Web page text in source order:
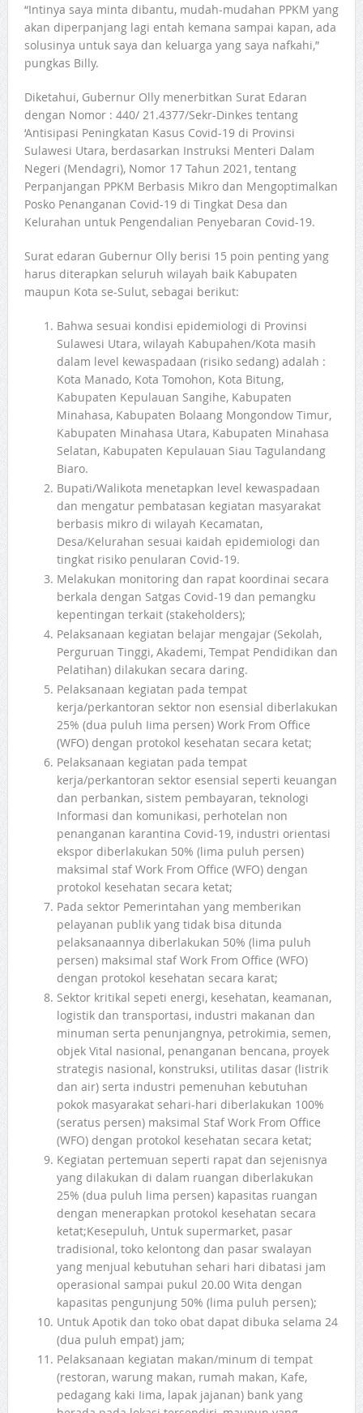
“Intinya saya minta dibantu, mudah-mudahan PPKM yang
akan diperpanjang lagi entah kemana sampai kapan, ada
solusinya untuk saya dan keluarga yang saya nafkahi,”
pungkas Billy.
Diketahui, Gubernur Olly menerbitkan Surat Edaran
dengan Nomor : 440/ 21.4377/Sekr-Dinkes tentang
‘Antisipasi Peningkatan Kasus Covid-19 di Provinsi
Sulawesi Utara, berdasarkan Instruksi Menteri Dalam
Negeri (Mendagri), Nomor 17 Tahun 2021, tentang
Perpanjangan PPKM Berbasis Mikro dan Mengoptimalkan
Posko Penanganan Covid-19 di Tingkat Desa dan
Kelurahan untuk Pengendalian Penyebaran Covid-19.
Surat edaran Gubernur Olly berisi 15 poin penting yang
harus diterapkan seluruh wilayah baik Kabupaten
maupun Kota se-Sulut, sebagai berikut:
Bahwa sesuai kondisi epidemiologi di Provinsi
Sulawesi Utara, wilayah Kabupahen/Kota masih
dalam level kewaspadaan (risiko sedang) adalah :
Kota Manado, Kota Tomohon, Kota Bitung,
Kabupaten Kepulauan Sangihe, Kabupaten
Minahasa, Kabupaten Bolaang Mongondow Timur,
Kabupaten Minahasa Utara, Kabupaten Minahasa
Selatan, Kabupaten Kepulauan Siau Tagulandang
Biaro.
Bupati/Walikota menetapkan level kewaspadaan
dan mengatur pembatasan kegiatan masyarakat
berbasis mikro di wilayah Kecamatan,
Desa/Kelurahan sesuai kaidah epidemiologi dan
tingkat risiko penularan Covid-19.
Melakukan monitoring dan rapat koordinai secara
berkala dengan Satgas Covid-19 dan pemangku
kepentingan terkait (stakeholders);
Pelaksanaan kegiatan belajar mengajar (Sekolah,
Perguruan Tinggi, Akademi, Tempat Pendidikan dan
Pelatihan) dilakukan secara daring.
Pelaksanaan kegiatan pada tempat
kerja/perkantoran sektor non esensial diberlakukan
25% (dua puluh Iima persen) Work From Office
(WFO) dengan protokol kesehatan secara ketat;
Pelaksanaan kegiatan pada tempat
kerja/perkantoran sektor esensial seperti keuangan
dan perbankan, sistem pembayaran, teknologi
Informasi dan komunikasi, perhotelan non
penanganan karantina Covid-19, industri orientasi
ekspor diberlakukan 50% (lima puluh persen)
maksimal staf Work From Office (WFO) dengan
protokol kesehatan secara ketat;
Pada sektor Pemerintahan yang memberikan
pelayanan publik yang tidak bisa ditunda
pelaksanaannya diberlakukan 50% (lima puluh
persen) maksimal staf Work From Office (WFO)
dengan protokol kesehatan secara karat;
Sektor kritikal sepeti energi, kesehatan, keamanan,
logistik dan transportasi, industri makanan dan
minuman serta penunjangnya, petrokimia, semen,
objek Vital nasional, penanganan bencana, proyek
strategis nasional, konstruksi, utilitas dasar (listrik
dan air) serta industri pemenuhan kebutuhan
pokok masyarakat sehari-hari diberlakukan 100%
(seratus persen) maksimal Staf Work From Office
(WFO) dengan protokol kesehatan secara ketat;
Kegiatan pertemuan seperti rapat dan sejenisnya
yang dilakukan di dalam ruangan diberlakukan
25% (dua puluh lima persen) kapasitas ruangan
dengan menerapkan protokol kesehatan secara
ketat;Kesepuluh, Untuk supermarket, pasar
tradisional, toko kelontong dan pasar swalayan
yang menjual kebutuhan sehari hari dibatasi jam
operasional sampai pukul 20.00 Wita dengan
kapasitas pengunjung 50% (lima puluh persen);
Untuk Apotik dan toko obat dapat dibuka selama 24
(dua puluh empat) jam;
Pelaksanaan kegiatan makan/minum di tempat
(restoran, warung makan, rumah makan, Kafe,
pedagang kaki Iima, lapak jajanan) bank yang